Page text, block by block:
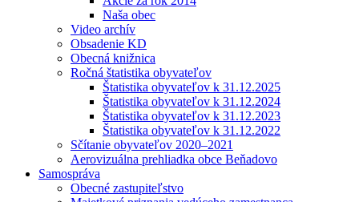
Naša obec
Video archív
Obsadenie KD
Obecná knižnica
Ročná štatistika obyvateľov
Štatistika obyvateľov k 31.12.2025
Štatistika obyvateľov k 31.12.2024
Štatistika obyvateľov k 31.12.2023
Štatistika obyvateľov k 31.12.2022
Sčítanie obyvateľov 2020–2021
Aerovizuálna prehliadka obce Beňadovo
Samospráva
Obecné zastupiteľstvo